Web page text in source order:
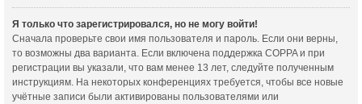
Я только что зарегистрировался, но не могу войти!
Сначала проверьте свои имя пользователя и пароль. Если они верны,
то возможны два варианта. Если включена поддержка COPPA и при
регистрации вы указали, что вам менее 13 лет, следуйте полученным
инструкциям. На некоторых конференциях требуется, чтобы все новые
учётные записи были активированы пользователями или